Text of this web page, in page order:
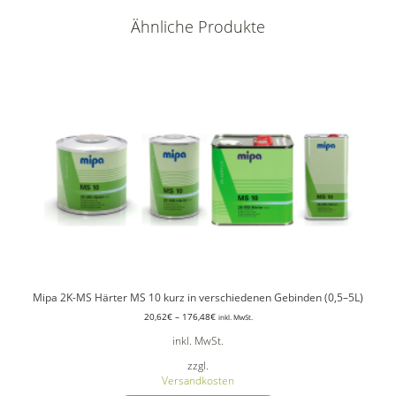
Ähnliche Produkte
Mipa 2K-MS Härter MS 10 kurz in verschiedenen Gebinden (0,5–5L)
20,62€– 176,48€ inkl. MwSt.
inkl. MwSt.
zzgl.
Versandkosten